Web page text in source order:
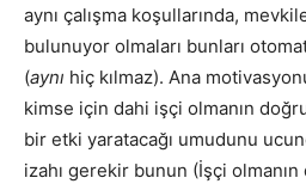
aynı çalışma koşullarında,
bulunuyor olmaları bunları
(aynı hiç kılmaz). Ana
kimse için dahi işçi olmanın
bir etki yaratacağı umudunu
izahı gerekir bunun (İşçi